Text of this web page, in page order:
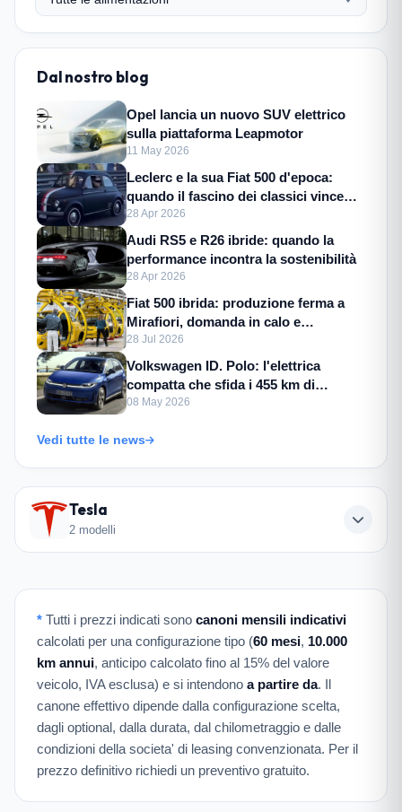
Tesla
2 modelli
Dal nostro blog
Opel lancia un nuovo SUV elettrico
sulla piattaforma Leapmotor
11 May 2026
Leclerc e la sua Fiat 500 d'epoca:
quando il fascino dei classici vince
sulle supercar
28 Apr 2026
Audi RS5 e R26 ibride: quando la
performance incontra la sostenibilità
28 Apr 2026
Fiat 500 ibrida: produzione ferma a
Mirafiori, domanda in calo e
incertezza
28 Jul 2026
Volkswagen ID. Polo: l'elettrica
compatta che sfida i 455 km di
autonomia
08 May 2026
Vedi tutte le news
* Tutti i prezzi indicati sono canoni mensili indicativi
calcolati per una configurazione tipo (60 mesi, 10.000
km annui, anticipo calcolato fino al 15% del valore
veicolo, IVA esclusa) e si intendono a partire da. Il
canone effettivo dipende dalla configurazione scelta,
dagli optional, dalla durata, dal chilometraggio e dalle
condizioni della societa' di leasing convenzionata. Per il
prezzo definitivo richiedi un preventivo gratuito.